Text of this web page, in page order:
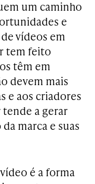
um caminho
e
vídeos em
tem feito
têm em
devem mais
e aos criadores
a gerar
marca e suas
é a forma